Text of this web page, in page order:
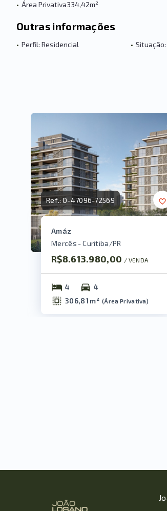
• Área Privativa334,42m²
Outras informações
• Perfil: Residencial •
Ref.:O-47096-72569
Amáz
Mercês - Curitiba/PR
R$8.613.980,00 / VENDA
4
4
306,81 m² (Área Privativa)